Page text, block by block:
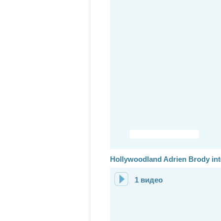
Hollywoodland Adrien Brody
1 видео